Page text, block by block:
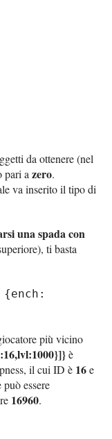
da ottenere (nel
pari azero.
va inserito il tipo di
una spada con
ti basta
{ench:
più vicino
è
il cui ID è 16e
essere
16960.